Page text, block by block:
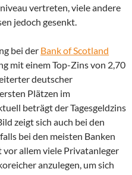
vertreten, viele andere
jedoch gesenkt.
bei der Bank of Scotland
mit einem Top-Zins von 2,70
deutscher
Plätzen im
beträgt der Tagesgeldzins
zeigt sich auch bei den
bei den meisten Banken
allem viele Privatanleger
anzulegen, um sich